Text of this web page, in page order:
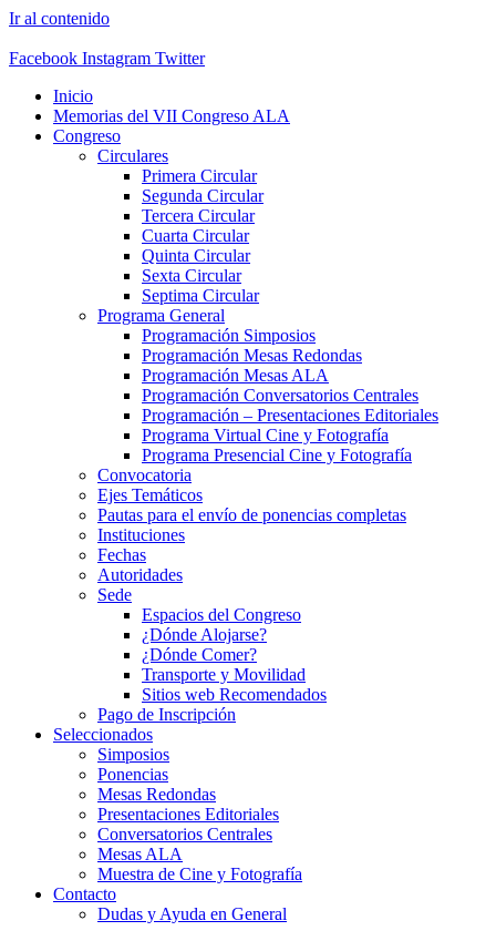
Ir al contenido
Facebook Instagram Twitter
Inicio
Memorias del VII Congreso ALA
Congreso
Circulares
Primera Circular
Segunda Circular
Tercera Circular
Cuarta Circular
Quinta Circular
Sexta Circular
Septima Circular
Programa General
Programación Simposios
Programación Mesas Redondas
Programación Mesas ALA
Programación Conversatorios Centrales
Programación – Presentaciones Editoriales
Programa Virtual Cine y Fotografía
Programa Presencial Cine y Fotografía
Convocatoria
Ejes Temáticos
Pautas para el envío de ponencias completas
Instituciones
Fechas
Autoridades
Sede
Espacios del Congreso
¿Dónde Alojarse?
¿Dónde Comer?
Transporte y Movilidad
Sitios web Recomendados
Pago de Inscripción
Seleccionados
Simposios
Ponencias
Mesas Redondas
Presentaciones Editoriales
Conversatorios Centrales
Mesas ALA
Muestra de Cine y Fotografía
Contacto
Dudas y Ayuda en General